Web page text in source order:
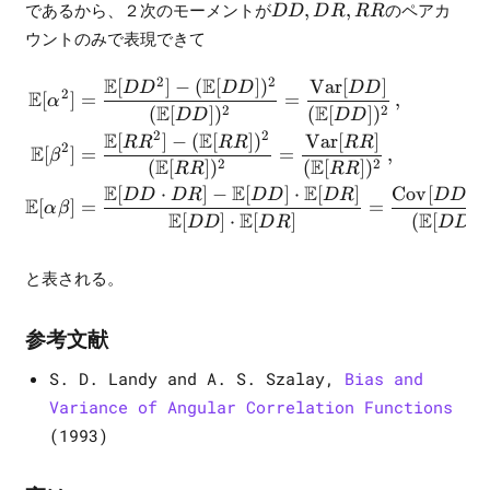
であるから、２次のモーメントがDD,
DD, DR, RRのペアカ
ウントのみで表現できて
\begin{align}
E[α2]
E[β2]
E[αβ]
=
(E[DD])2
E[DD2] − (E[DD])2
=
(E[DD])2
Var[DD]
,
=
(E[RR])2
E[RR2] − (E[RR])2
=
(E[RR])2
Var[RR]
,
= E[DD] ⋅ E[DR]
E[DD ⋅ DR] − E[DD] ⋅ E[DR]
=
(E[DD
Cov[DD
と表される。
参考文献
S. D. Landy and A. S. Szalay, Bias and
Variance of Angular Correlation Functions
(1993)